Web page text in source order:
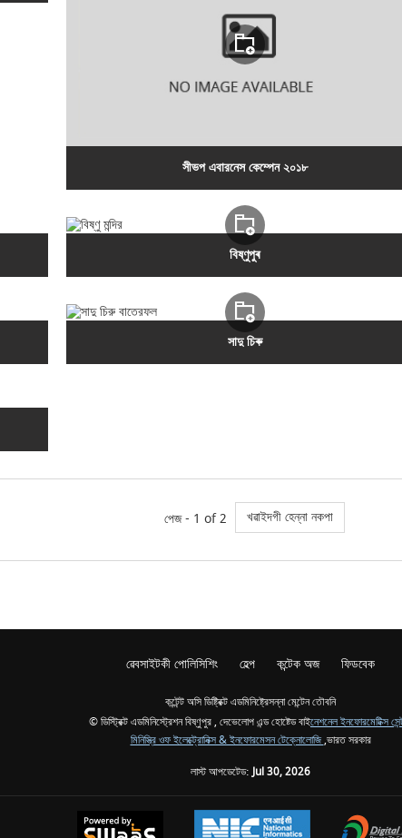
সীভপ এবারনেস কেম্পেন ২০১৮
বিষ্ণুপুৰ
সাদু চিৰু
পেজ - 1 of 2 খৱাইদগী হেন্না নকপা
ৱেবসাইটকী পোলিসিশিং হেল্প কন্টেক অজ ফিডবেক
কন্টেন্ট অসি ডিষ্ট্রিক্ট এডমিনিষ্ট্রেসন্না মেন্টেন তৌবনি
© ডিস্ট্রিক্ট এডমিনিস্ট্রেশন বিষ্ণুপুর , দেভেলোপ এন্ড হোষ্টেড বাইনেশনেল ইনফোরমেটিক্স
মিনিস্ত্রি ওফ ইলেক্ট্রোনিক্স & ইনফোরমেসন টেক্নোলোজি,ভারত সরকার
লাস্ট আপডেটেড:Jul 30, 2026